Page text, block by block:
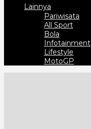
Lainnya
Pariwisata
All Sport
Bola
Infotainment
Lifestyle
MotoGP